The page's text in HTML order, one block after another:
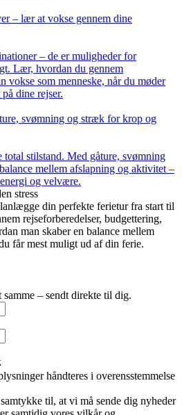
– lær at vokse gennem dine
– de er muligheder for
Lær, hvordan du gennem
vokse som menneske, når du møder
dine rejser.
svømning og stræk for krop og
stilstand. Med gåture, svømning
mellem afslapning og aktivitet –
og velvære.
stress
din perfekte ferietur fra start til
rejseforberedelser, budgettering,
man skaber en balance mellem
får mest muligt ud af din ferie.
– sendt direkte til dig.
håndteres i overensstemmelse
til, at vi må sende dig nyheder